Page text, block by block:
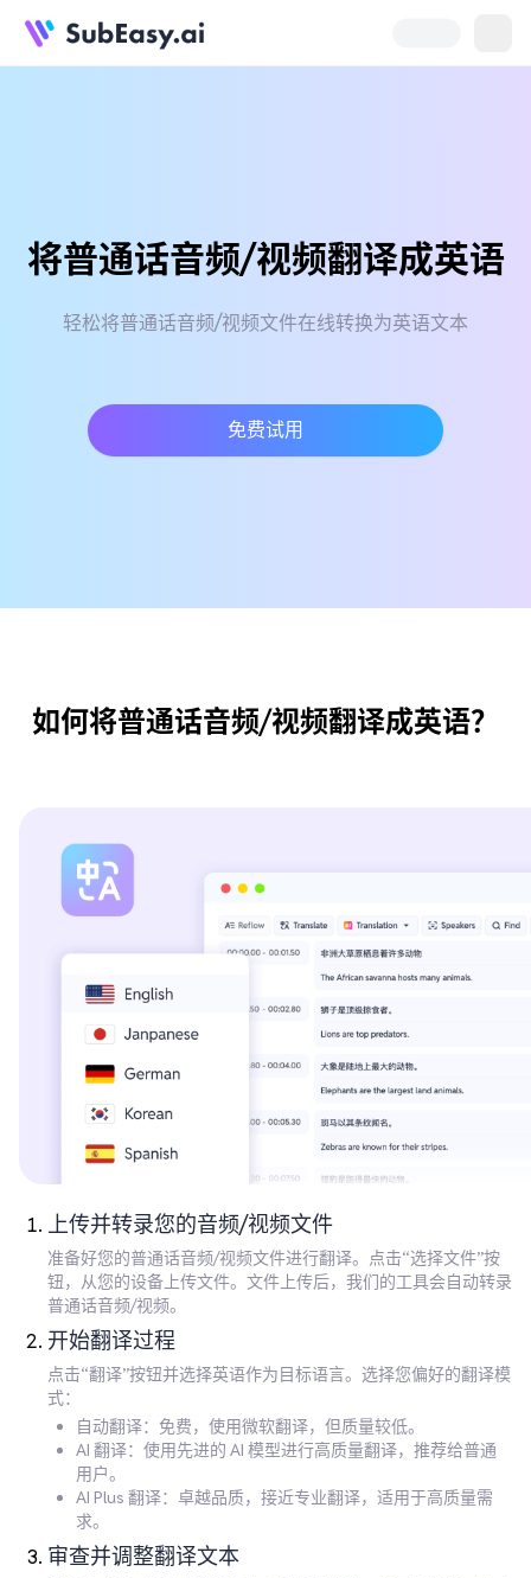
将普通话音频/视频翻译成英语
轻松将普通话音频/视频文件在线转换为英语文本
免费试用
如何将普通话音频/视频翻译成英语？
上传并转录您的音频/视频文件
准备好您的普通话音频/视频文件进行翻译。点击“选择文件”按
钮，从您的设备上传文件。文件上传后，我们的工具会自动转录
普通话音频/视频。
开始翻译过程
点击“翻译”按钮并选择英语作为目标语言。选择您偏好的翻译模
式：
自动翻译：免费，使用微软翻译，但质量较低。
AI 翻译：使用先进的 AI 模型进行高质量翻译，推荐给普通
用户。
AI Plus 翻译：卓越品质，接近专业翻译，适用于高质量需
求。
审查并调整翻译文本